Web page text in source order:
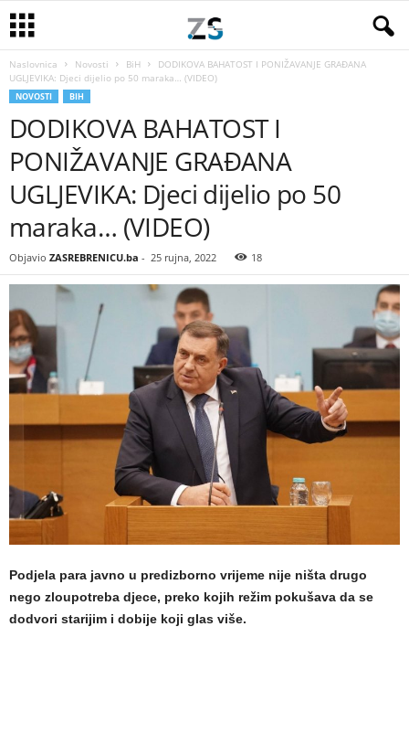
Naslovnica Novosti BiH
DODIKOVA BAHATOST I PONIŽAVANJE GRAĐANA
UGLJEVIKA: Djeci dijelio po 50 maraka… (VIDEO)
NOVOSTI BIH
DODIKOVA BAHATOST I
PONIŽAVANJE GRAĐANA
UGLJEVIKA: Djeci dijelio po 50
maraka… (VIDEO)
Objavio ZASREBRENICU.ba - 25 rujna, 2022 18
Podjela para javno u predizborno vrijeme nije ništa drugo
nego zloupotreba djece, preko kojih režim pokušava da se
dodvori starijim i dobije koji glas više.